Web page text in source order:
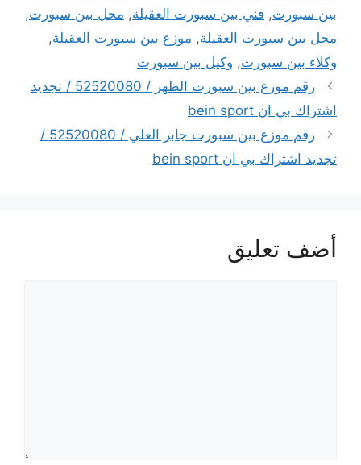
بين سبورت, فني بين سبورت العقيلة, محل بين سبورت,
محل بين سبورت العقيلة, موزع بين سبورت العقيلة,
وكلاء بين سبورت, وكيل بين سبورت
رقم موزع بين سبورت الظهر / 52520080 / تجديد
اشتراك بي ان bein sport
رقم موزع بين سبورت جابر العلي / 52520080 /
تجديد اشتراك بي ان bein sport
أضف تعليق